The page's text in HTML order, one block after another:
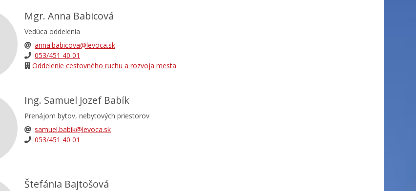
Mgr. Anna Babicová
Vedúca oddelenia
anna.babicova@levoca.sk
053/451 40 01
Oddelenie cestovného ruchu a rozvoja mesta
Ing. Samuel Jozef Babík
Prenájom bytov, nebytových priestorov
samuel.babik@levoca.sk
053/451 40 01
Štefánia Bajtošová